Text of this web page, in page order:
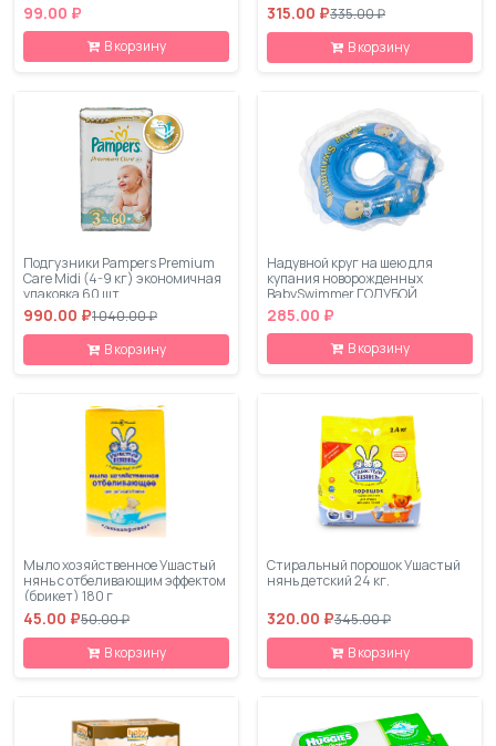
99.00 ₽
В корзину
315.00 ₽335.00 ₽
В корзину
Подгузники Pampers Premium
Care Midi (4-9 кг) экономичная
упаковка 60 шт
990.00 ₽1 040.00 ₽
В корзину
Надувной круг на шею для
купания новорожденных
BabySwimmer ГОЛУБОЙ
285.00 ₽
В корзину
Мыло хозяйственное Ушастый
нянь с отбеливающим эффектом
(брикет) 180 г
45.00 ₽50.00 ₽
В корзину
Стиральный порошок Ушастый
нянь детский 24 кг.
320.00 ₽345.00 ₽
В корзину